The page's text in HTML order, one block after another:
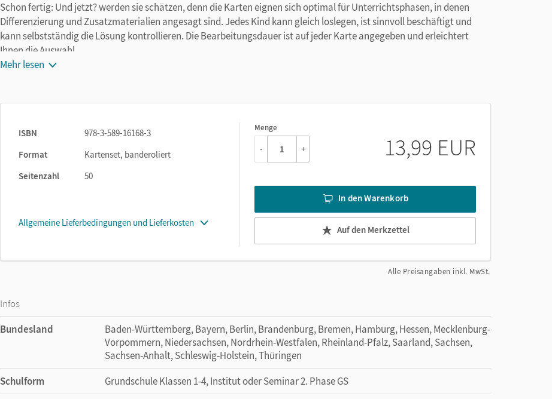
Schon fertig: Und jetzt? werden sie schätzen, denn die Karten eignen sich optimal für Unterrichtsphasen, in denen
Differenzierung und Zusatzmaterialien angesagt sind. Jedes Kind kann gleich loslegen, ist sinnvoll beschäftigt und
kann selbstständig die Lösung kontrollieren. Die Bearbeitungsdauer ist auf jeder Karte angegeben und erleichtert
Ihnen die Auswahl.
Mehr lesen
ISBN
978-3-589-16168-3
Format
Kartenset, banderoliert
Seitenzahl
50
Allgemeine Lieferbedingungen und Lieferkosten
Menge
1
- + 13,99 EUR
In den Warenkorb
Auf den Merkzettel
Alle Preisangaben inkl. MwSt.
Infos
Bundesland
Baden-Württemberg, Bayern, Berlin, Brandenburg, Bremen, Hamburg, Hessen, Mecklenburg-
Vorpommern, Niedersachsen, Nordrhein-Westfalen, Rheinland-Pfalz, Saarland, Sachsen,
Sachsen-Anhalt, Schleswig-Holstein, Thüringen
Schulform
Grundschule Klassen 1-4, Institut oder Seminar 2. Phase GS